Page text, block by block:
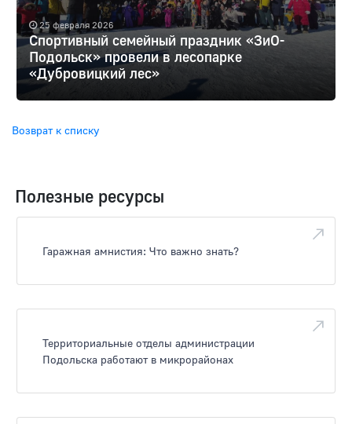
25 февраля 2026
Спортивный семейный праздник «ЗиО-
Подольск» провели в лесопарке
«Дубровицкий лес»
Возврат к списку
Полезные ресурсы
Гаражная амнистия: Что важно знать?
Территориальные отделы администрации
Подольска работают в микрорайонах